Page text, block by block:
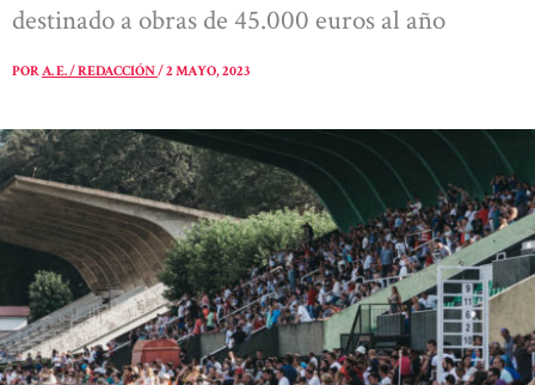
destinado a obras de 45.000 euros al año
PORA. E. / REDACCIÓN/2 MAYO, 2023